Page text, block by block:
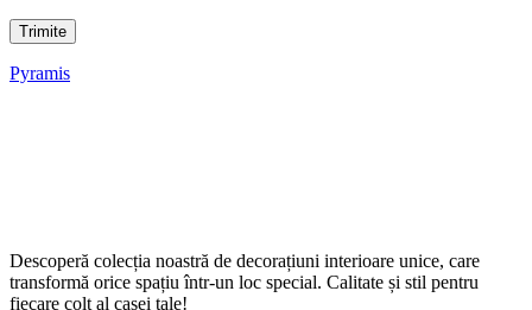
Pyramis
Descoperă colecția noastră de decorațiuni interioare unice, care
transformă orice spațiu într-un loc special. Calitate și stil pentru
fiecare colț al casei tale!